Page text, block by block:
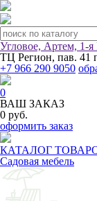
Угловое, Артем, ​1-я
ТЦ Регион, пав. 41
+7 966 290 9050
0
ВАШ ЗАКАЗ
0 руб.
оформить заказ
КАТАЛОГ
Садовая мебель